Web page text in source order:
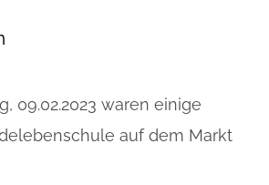
09.02.2023 waren einige
auf dem Markt